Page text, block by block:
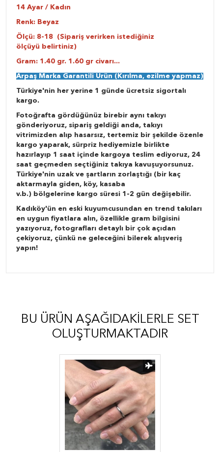
14 Ayar / Kadın
Renk: Beyaz
Ölçü: 8-18 (Sipariş verirken istediğiniz
ölçüyü belirtiniz)
Gram: 1.40 gr. 1.60 gr civarı...
Arpaş Marka Garantili Ürün (Kırılma, ezilme yapmaz)
Türkiye'nin her yerine 1 günde ücretsiz sigortalı
kargo.
Fotoğrafta gördüğünüz birebir aynı takıyı
gönderiyoruz, sipariş geldiği anda, takıyı
vitrimizden alıp hasarsız, tertemiz bir şekilde özenle
kargo yaparak, sürpriz hediyemizle birlikte
hazırlayıp 1 saat içinde kargoya teslim ediyoruz, 24
saat geçmeden seçtiğiniz takıya kavuşuyorsunuz.
Türkiye'nin uzak ve şartların zorlaştığı (bir kaç
aktarmayla giden, köy, kasaba
v.b.) bölgelerine kargo süresi 1-2 gün değişebilir.
Kadıköy'ün en eski kuyumcusundan en trend takıları
en uygun fiyatlara alın, özellikle gram bilgisini
yazıyoruz, fotografları detaylı bir çok açıdan
çekiyoruz, çünkü ne geleceğini bilerek alışveriş
yapın!
BU ÜRÜN AŞAĞIDAKILERLE SET
OLUŞTURMAKTADIR